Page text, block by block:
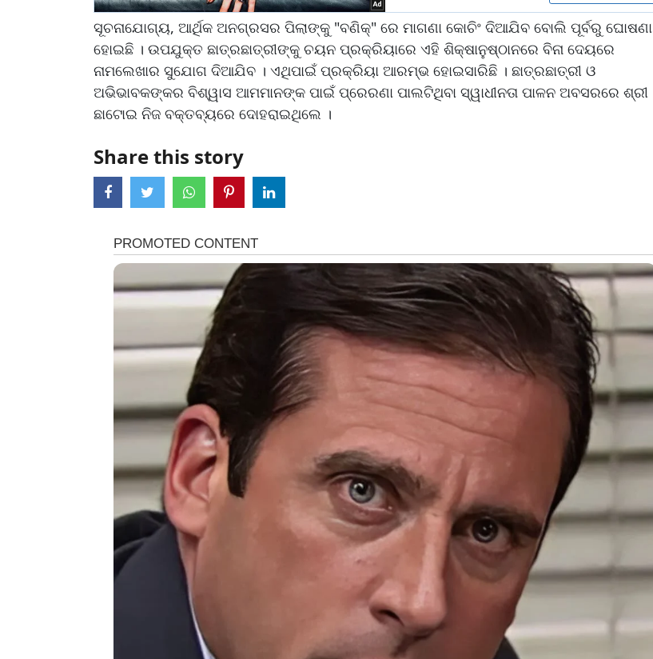
ସୂଚନାଯୋଗ୍ୟ, ଆର୍ଥିକ ଅନଗ୍ରସର ପିଲାଙ୍କୁ "ବଣିକ୍‌" ରେ ମାଗଣା କୋଚିଂ ଦିଆଯିବ ବୋଲି ପୂର୍ବରୁ ଘୋଷଣା
ହୋଇଛି । ଉପଯୁକ୍ତ ଛାତ୍ରଛାତ୍ରୀଙ୍କୁ ଚୟନ ପ୍ରକ୍ରିୟାରେ ଏହି ଶିକ୍ଷାନୁଷ୍ଠାନରେ ବିନା ଦେୟରେ
ନାମଲେଖାର ସୁଯୋଗ ଦିଆଯିବ । ଏଥିପାଇଁ ପ୍ରକ୍ରିୟା ଆରମ୍ଭ ହୋଇସାରିଛି । ଛାତ୍ରଛାତ୍ରୀ ଓ
ଅଭିଭାବକଙ୍କର ବିଶ୍ୱାସ ଆମମାନଙ୍କ ପାଇଁ ପ୍ରେରଣା ପାଲଟିଥିବା ସ୍ୱାଧୀନତା ପାଳନ ଅବସରରେ ଶ୍ରୀ
ଛାଟୋଇ ନିଜ ବକ୍ତବ୍ୟରେ ଦୋହରାଇଥିଲେ ।
Share this story